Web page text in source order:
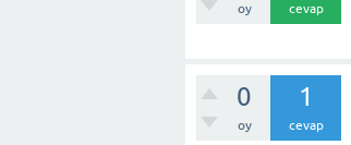
oy cevap
0
oy
1
cevap